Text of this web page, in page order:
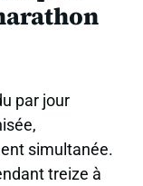
par jour
simultanée.
treize à